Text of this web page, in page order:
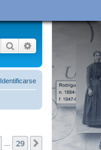
Buscar Búsqueda
Identificarse
29 Siguiente